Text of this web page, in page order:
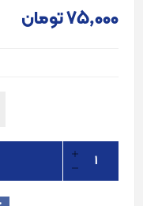
75٬000 تومان